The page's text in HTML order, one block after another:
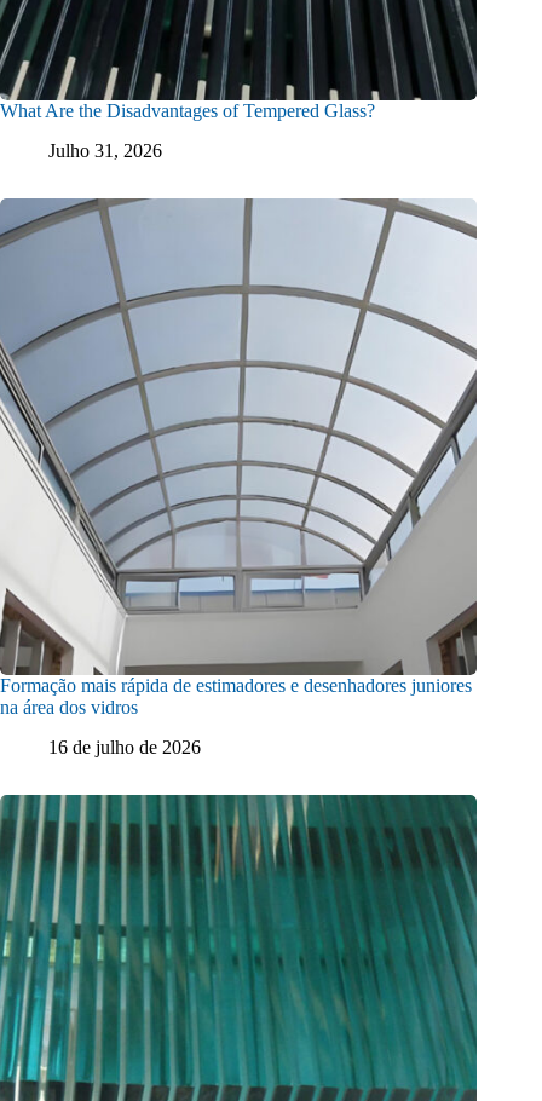
What Are the Disadvantages of Tempered Glass?
Julho 31, 2026
Formação mais rápida de estimadores e desenhadores juniores
na área dos vidros
16 de julho de 2026